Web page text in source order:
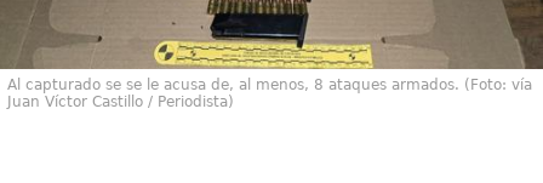
Al capturado se se le acusa de, al menos, 8 ataques armados. (Foto: vía
Juan Víctor Castillo / Periodista)